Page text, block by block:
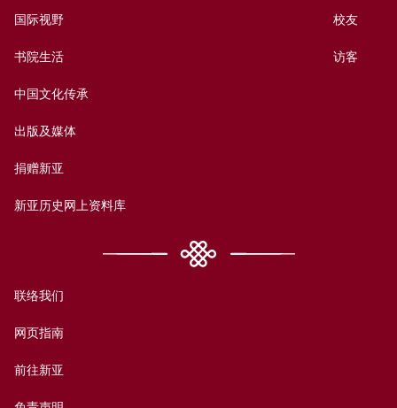
国际视野
书院生活
中国文化传承
出版及媒体
捐赠新亚
新亚历史网上资料库
校友
访客
联络我们
网页指南
前往新亚